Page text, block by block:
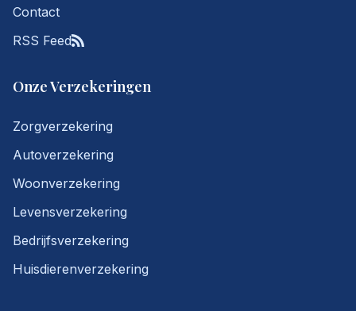
Contact
RSS Feed
Onze Verzekeringen
Zorgverzekering
Autoverzekering
Woonverzekering
Levensverzekering
Bedrijfsverzekering
Huisdierenverzekering